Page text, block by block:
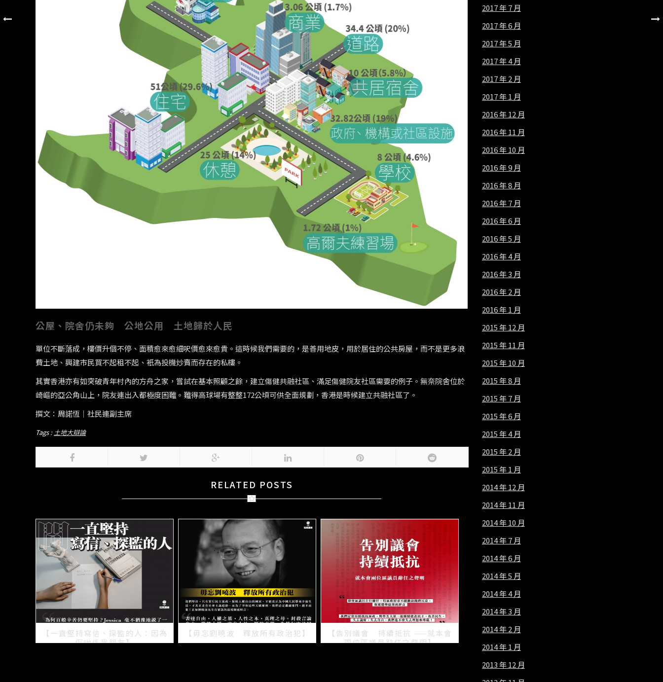
公屋、院舍仍未夠 公地公用 土地歸於人民
單位不斷落成，樓價升個不停、面積愈來愈細呎價愈來愈貴。這時候我們需要的，是善用地皮，用於居住的公共房屋，而不是更多浪
費土地、興建市民買不起租不起、衹為投機炒賣而存在的私樓。
其實香港亦有如突破青年村內的方舟之家，嘗試在基本照顧之餘，建立傷健共融社區、滿足傷健院友社區需要的例子。無奈院舍位於
崎嶇的亞公角山上，院友連出入都極度困難。難得高球場有整整172公頃可供全面規劃，香港是時候建立共融社區了。
撰文：周諾恆｜社民連副主席
Tags :土地大辯論
RELATED POSTS
【一直堅持寫信、探監的人：因為
佢哋係我朋友】
【毋忘劉曉波 釋放所有政治犯】
【告別議會 持續抵抗 ——就本會
兩位區議員辭任之聲明】
2017 年 7 月
2017 年 6 月
2017 年 5 月
2017 年 4 月
2017 年 2 月
2017 年 1 月
2016 年 12 月
2016 年 11 月
2016 年 10 月
2016 年 9 月
2016 年 8 月
2016 年 7 月
2016 年 6 月
2016 年 5 月
2016 年 4 月
2016 年 3 月
2016 年 2 月
2016 年 1 月
2015 年 12 月
2015 年 11 月
2015 年 10 月
2015 年 8 月
2015 年 7 月
2015 年 6 月
2015 年 4 月
2015 年 2 月
2015 年 1 月
2014 年 12 月
2014 年 11 月
2014 年 10 月
2014 年 7 月
2014 年 6 月
2014 年 5 月
2014 年 4 月
2014 年 3 月
2014 年 2 月
2014 年 1 月
2013 年 12 月